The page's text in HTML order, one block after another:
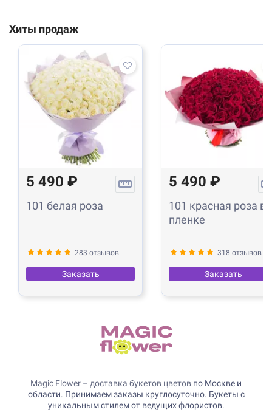
Хиты продаж
5 490 ₽
101 белая роза
283 отзывов
Заказать
5 490 ₽
101 красная роза в
пленке
318 отзывов
Заказать
Magic Flower – доставка букетов цветов по Москве и
области. Принимаем заказы круглосуточно. Букеты с
уникальным стилем от ведущих флористов.